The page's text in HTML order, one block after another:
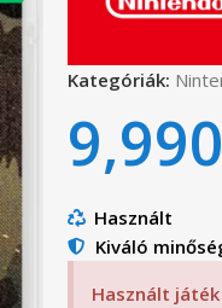
Kategóriák:
9,990
Használt
Kiváló
Használt játék